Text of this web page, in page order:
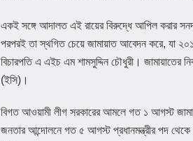
একই সঙ্গে আদালত এই রায়ের বিরুদ্ধে আপিল করার
পরপরই তা স্থগিত চেয়ে জামায়াত আবেদন করে, যা
বিচারপতি এ এইচ এম শামসুদ্দিন চৌধুরী। জামায়াতের
(ইসি)।
বিগত আওয়ামী লীগ সরকারের আমলে গত ১ আগস্ট
জনতার আন্দোলনে গত ৫ আগস্ট প্রধানমন্ত্রীর পদ